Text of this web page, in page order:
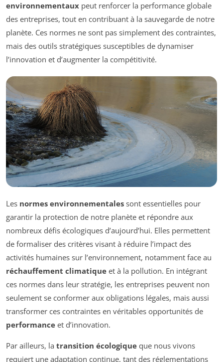
environnementaux peut renforcer la performance globale
des entreprises, tout en contribuant à la sauvegarde de notre
planète. Ces normes ne sont pas simplement des contraintes,
mais des outils stratégiques susceptibles de dynamiser
l’innovation et d’augmenter la compétitivité.
Les normes environnementales sont essentielles pour
garantir la protection de notre planète et répondre aux
nombreux défis écologiques d’aujourd’hui. Elles permettent
de formaliser des critères visant à réduire l’impact des
activités humaines sur l’environnement, notamment face au
réchauffement climatique et à la pollution. En intégrant
ces normes dans leur stratégie, les entreprises peuvent non
seulement se conformer aux obligations légales, mais aussi
transformer ces contraintes en véritables opportunités de
performance et d’innovation.
Par ailleurs, la transition écologique que nous vivons
requiert une adaptation continue, tant des réglementations